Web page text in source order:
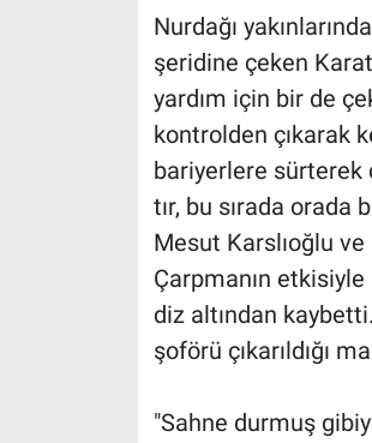
Nurdağı
şeridine çeken
yardım için bir de
kontrolden çıkarak
bariyerlere sürterek
tır, bu sırada
Mesut Karslıoğlu
Çarpmanın etkisiyle
diz altından
şoförü çıkarıldığı
"Sahne durmuş